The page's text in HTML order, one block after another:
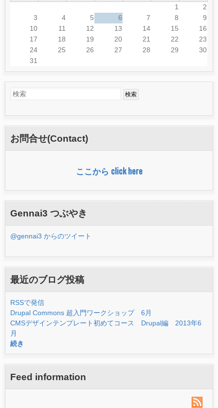
1
2
3
4 5 6 7 8
9
10
11 12 13 14 15
16
17
18 19 20 21 22
23
24
25 26 27 28 29
30
31
索
フ
ォ
検
お問合せ(Contact)
ここから click here
Gennai3 つぶやき
@gennai3 からのツイート
最近のブログ投稿
RSSで発信
Drupal Commons 超入門ワークショップ 6月
CMSデザインテンプレート初めてコース Drupal編 2013年6
月
続き
Feed information